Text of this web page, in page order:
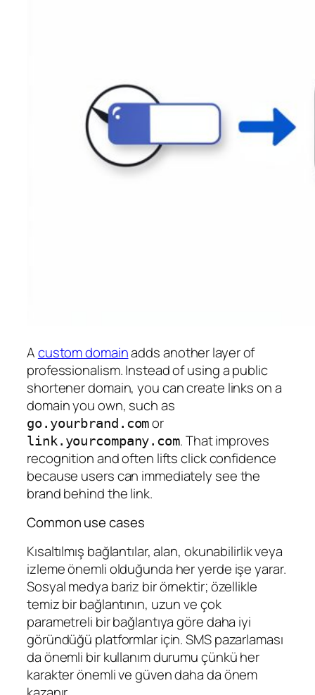
Acustom domainadds another layer of
professionalism. Instead of using a public
shortener domain, you can create links on a
domain you own, such as
go.yourbrand.comor
link.yourcompany.com. That improves
recognition and often lifts click confidence
because users can immediately see the
brand behind the link.
Common use cases
Kısaltılmış bağlantılar, alan, okunabilirlik veya
izleme önemli olduğunda her yerde işe yarar.
Sosyal medya bariz bir örnektir; özellikle
temiz bir bağlantının, uzun ve çok
parametreli bir bağlantıya göre daha iyi
göründüğü platformlar için. SMS pazarlaması
da önemli bir kullanım durumu çünkü her
karakter önemli ve güven daha da önem